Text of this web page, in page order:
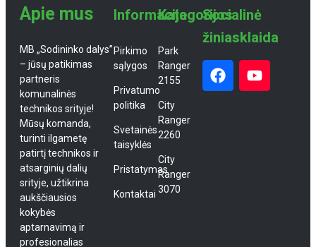
Apie mus
MB „Sodininko dalys”
– jūsų patikimas
partneris
komunalinės
technikos srityje!
Mūsų komanda,
turinti ilgametę
patirtį technikos ir
atsarginių dalių
srityje, užtikrina
aukščiausios
kokybės
aptarnavimą ir
profesionalias
Informacija
Pirkimo
sąlygos
Privatumo
politika
Svetainės
taisyklės
Pristatymas
Kontaktai
Kategorijos
Park
Ranger
2155
City
Ranger
2260
City
Ranger
3070
Socialinė
žiniasklaida